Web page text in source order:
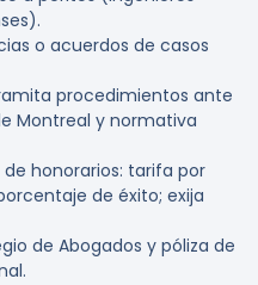
o acuerdos de casos
procedimientos ante
Montreal y normativa
honorarios: tarifa por
de éxito; exija
de Abogados y póliza de